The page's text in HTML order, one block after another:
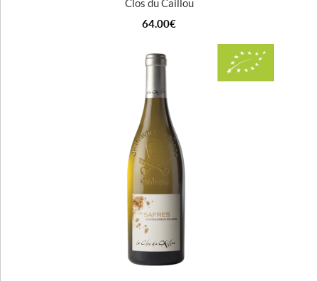
Clos du Caillou
64.00€